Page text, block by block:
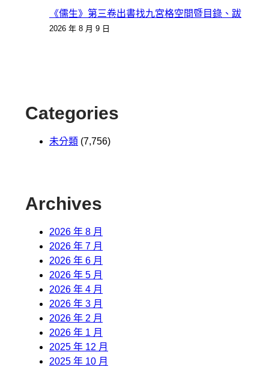
《儒生》第三卷出書找九宮格空間暨目錄、跋
2026 年 8 月 9 日
Categories
未分類 (7,756)
Archives
2026 年 8 月
2026 年 7 月
2026 年 6 月
2026 年 5 月
2026 年 4 月
2026 年 3 月
2026 年 2 月
2026 年 1 月
2025 年 12 月
2025 年 10 月